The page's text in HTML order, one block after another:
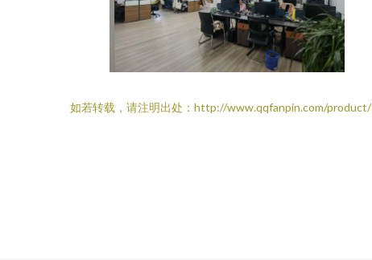
如若转载，请注明出处：http://www.qqfanpin.com/product/